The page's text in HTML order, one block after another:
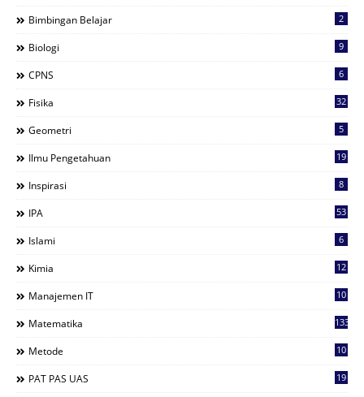
Bimbingan Belajar 2
Biologi 9
CPNS 6
Fisika 32
Geometri 5
Ilmu Pengetahuan 19
Inspirasi 8
IPA 53
Islami 6
Kimia 12
Manajemen IT 10
Matematika 133
Metode 10
PAT PAS UAS 19